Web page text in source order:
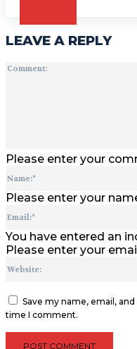
LEAVE A REPLY
Please enter your
Please enter your
You have entered an
Please enter your
Save my name, email,
time I comment.